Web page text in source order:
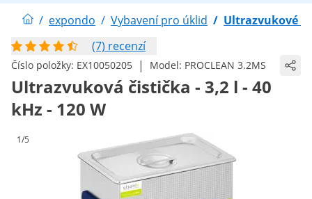
/ expondo / Vybavení pro úklid / Ultrazvukové
(7) recenzí
Číslo položky: EX10050205 | Model: PROCLEAN 3.2MS
Ultrazvuková čistička - 3,2 l - 40
kHz - 120 W
1/5